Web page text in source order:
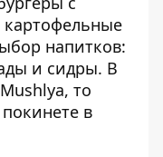
напитков:
и сидры. В
то
в